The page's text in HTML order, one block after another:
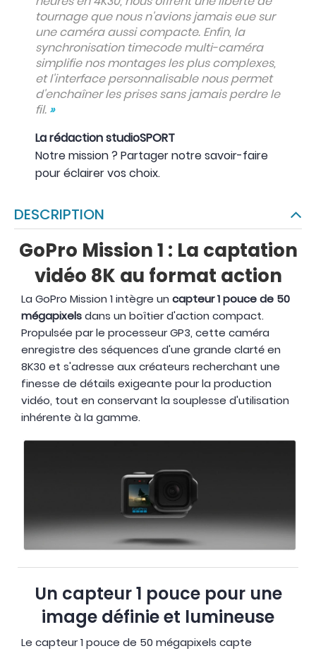
tournage que nous n'avions jamais eue sur
une caméra aussi compacte. Enfin, la
synchronisation timecode multi-caméra
simplifie nos montages les plus complexes,
et l'interface personnalisable nous permet
d'enchaîner les prises sans jamais perdre le
fil. »
La rédaction studioSPORT
Notre mission ? Partager notre savoir-faire
pour éclairer vos choix.
DESCRIPTION
GoPro Mission 1 : La captation
vidéo 8K au format action
La GoPro Mission 1 intègre un capteur 1 pouce de 50
mégapixelsdans un boîtier d'action compact.
Propulsée par le processeur GP3, cette caméra
enregistre des séquences d'une grande clarté en
8K30 et s'adresse aux créateurs recherchant une
finesse de détails exigeante pour la production
vidéo, tout en conservant la souplesse d'utilisation
inhérente à la gamme.
Un capteur 1 pouce pour une
image définie et lumineuse
Le capteur 1 pouce de 50 mégapixels capte